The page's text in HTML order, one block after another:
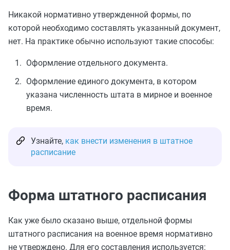
Никакой нормативно утвержденной формы, по
которой необходимо составлять указанный документ,
нет. На практике обычно используют такие способы:
Оформление отдельного документа.
Оформление единого документа, в котором
указана численность штата в мирное и военное
время.
Узнайте, как внести изменения в штатное
расписание
Форма штатного расписания
Как уже было сказано выше, отдельной формы
штатного расписания на военное время нормативно
не утверждено. Для его составления используется: